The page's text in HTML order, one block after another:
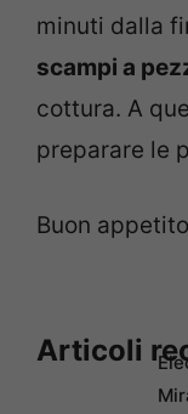
minuti dalla
scampi a
cottura. A
preparare le
Buon
Articoli